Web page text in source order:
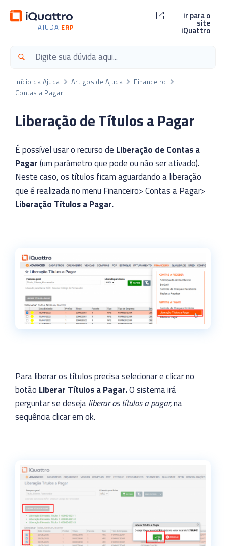
AJUDA ERP
ir para o
site
iQuattro
Início da Ajuda Artigos de Ajuda
Financeiro
Contas a Pagar
Liberação de Títulos a Pagar
É possível usar o recurso de Liberação de Contas a
Pagar(um parâmetro que pode ou não ser ativado).
Neste caso, os títulos ficam aguardando a liberação
que é realizada no menu Financeiro> Contas a Pagar>
Liberação Títulos a Pagar.
Para liberar os títulos precisa selecionar e clicar no
botão Liberar Títulos a Pagar.O sistema irá
perguntar se desejaliberar os títulos a pagar,na
sequência clicar em ok.